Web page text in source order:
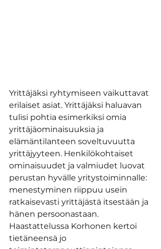
Yrittäjäksi ryhtymiseen vaikuttavat
erilaiset asiat. Yrittäjäksi haluavan
tulisi pohtia esimerkiksi omia
yrittäjäominaisuuksia ja
elämäntilanteen soveltuvuutta
yrittäjyyteen. Henkilökohtaiset
ominaisuudet ja valmiudet luovat
perustan hyvälle yritystoiminnalle:
menestyminen riippuu usein
ratkaisevasti yrittäjästä itsestään ja
hänen persoonastaan.
Haastattelussa Korhonen kertoi
tietäneensä jo